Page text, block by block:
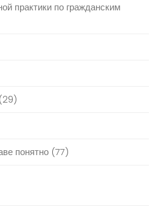
практики по гражданским
понятно (77)